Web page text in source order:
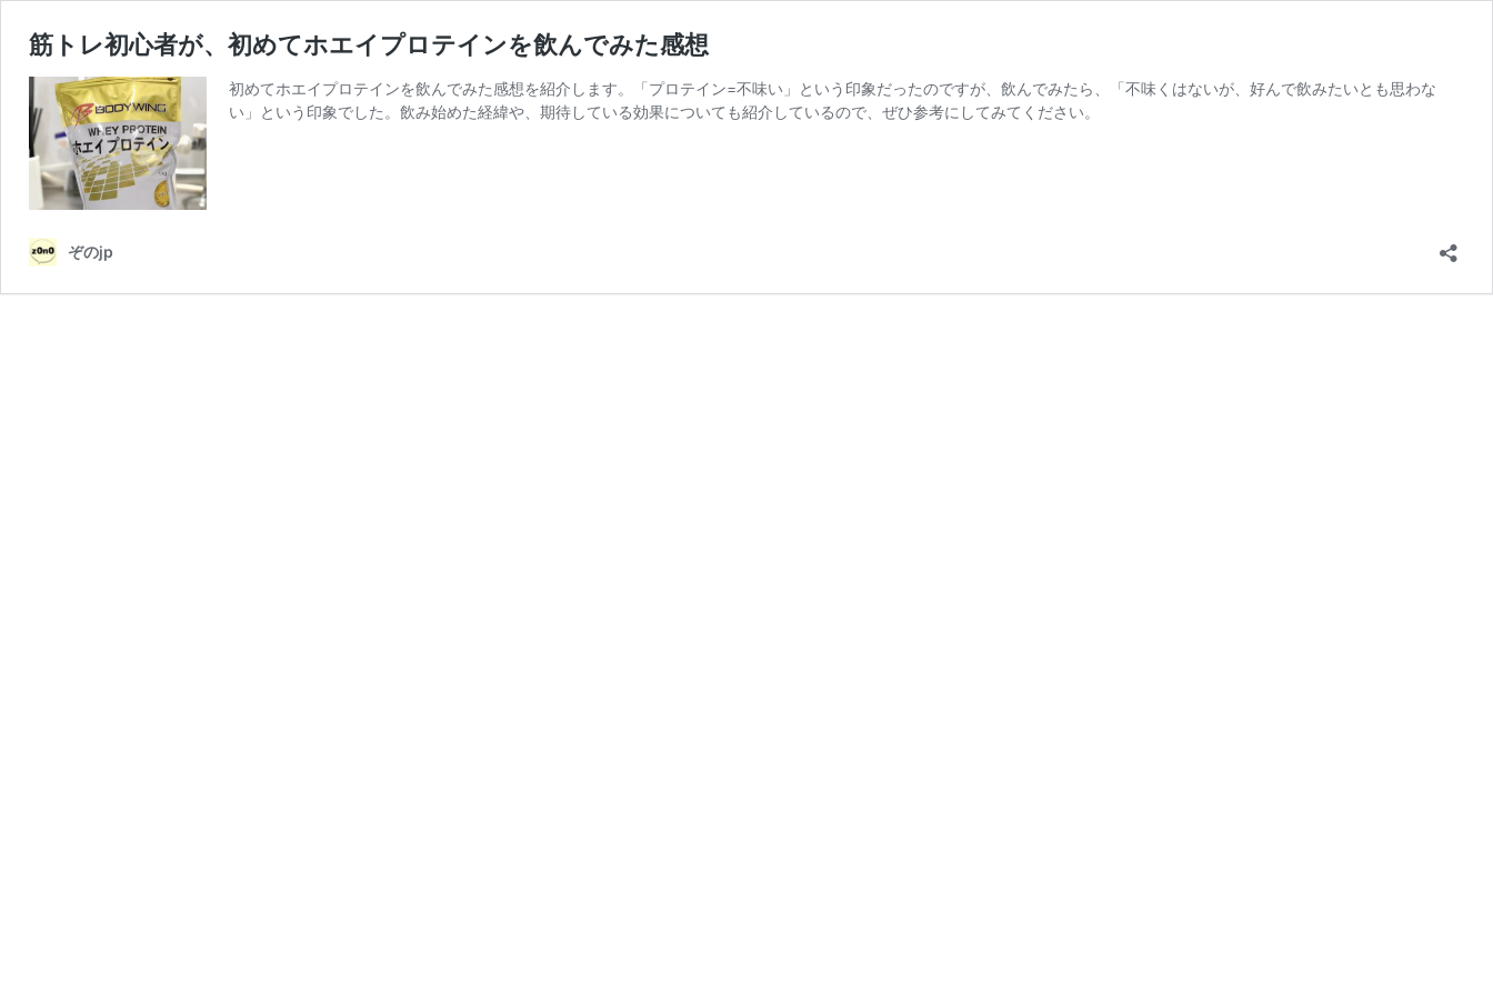
筋トレ初心者が、初めてホエイプロテインを飲んでみた感想
初めてホエイプロテインを飲んでみた感想を紹介します。「プロテイン=不味い」という印象だったのですが、飲んでみたら、「不味くはないが、好んで飲みたいとも思わな
い」という印象でした。飲み始めた経緯や、期待している効果についても紹介しているので、ぜひ参考にしてみてください。
ぞのjp